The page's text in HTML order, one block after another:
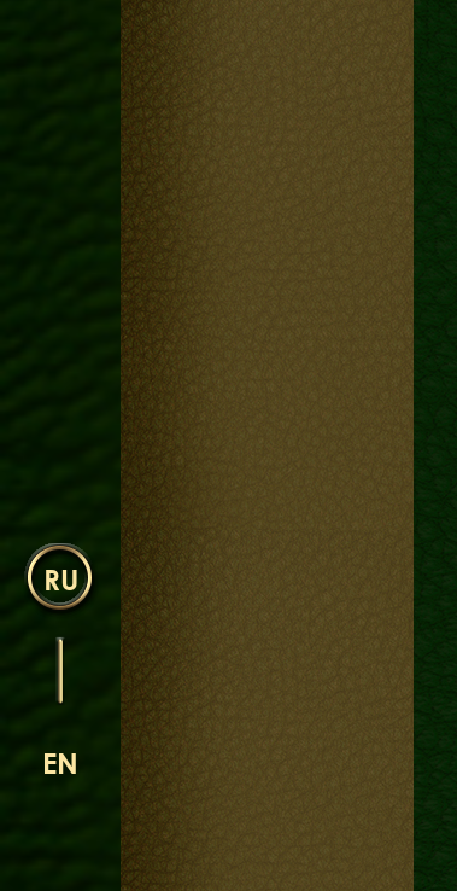
RU
EN